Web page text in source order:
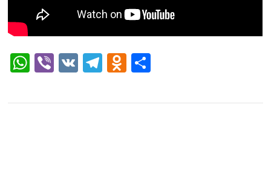
WhatsApp
Viber
VKTelegram
Odnoklassniki